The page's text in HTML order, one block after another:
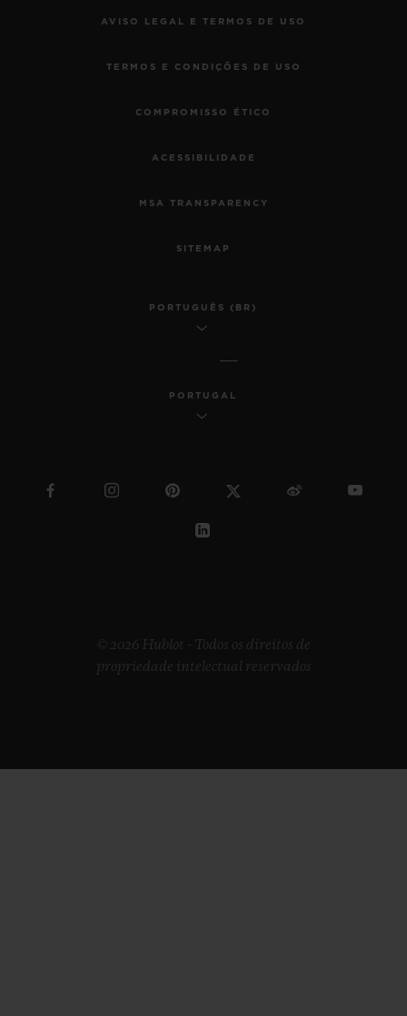
AVISO LEGAL E TERMOS DE USO
TERMOS E CONDIÇÕES DE USO
COMPROMISSO ÉTICO
ACESSIBILIDADE
MSA TRANSPARENCY
SITEMAP
PORTUGUÊS (BR)
PORTUGAL
© 2026 Hublot - Todos os direitos de
propriedade intelectual reservados